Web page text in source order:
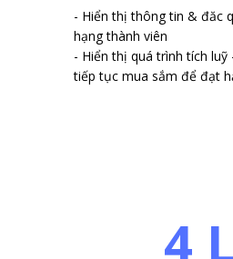
- Hiển thị thông tin & đăc
hạng thành viên
- Hiển thị quá trình tích luỹ
tiếp tục mua sắm để đạt
4